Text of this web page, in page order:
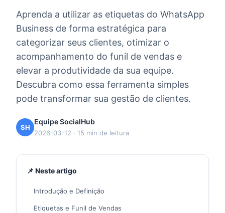
Aprenda a utilizar as etiquetas do WhatsApp
Business de forma estratégica para
categorizar seus clientes, otimizar o
acompanhamento do funil de vendas e
elevar a produtividade da sua equipe.
Descubra como essa ferramenta simples
pode transformar sua gestão de clientes.
SH
Equipe SocialHub
2026-03-12 · 15 min de leitura
📌 Neste artigo
Introdução e Definição
Etiquetas e Funil de Vendas